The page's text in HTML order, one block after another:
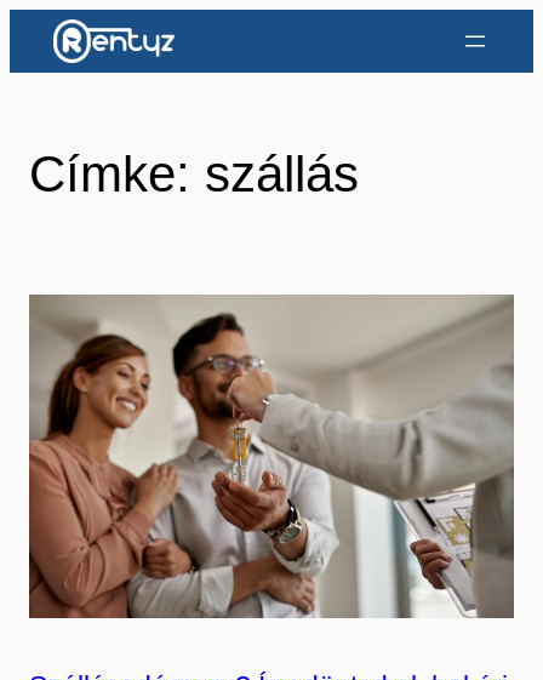
tartalomhoz
Címke: szállás